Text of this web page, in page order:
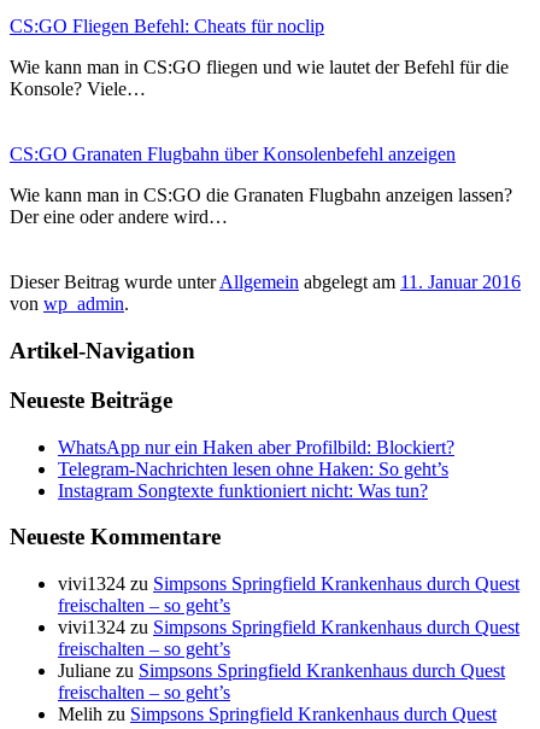
CS:GO Fliegen Befehl: Cheats für noclip
Wie kann man in CS:GO fliegen und wie lautet der Befehl für die
Konsole? Viele…
CS:GO Granaten Flugbahn über Konsolenbefehl anzeigen
Wie kann man in CS:GO die Granaten Flugbahn anzeigen lassen?
Der eine oder andere wird…
Dieser Beitrag wurde unterAllgemein abgelegt am 11. Januar 2016
von wp_admin.
Artikel-Navigation
Neueste Beiträge
WhatsApp nur ein Haken aber Profilbild: Blockiert?
Telegram-Nachrichten lesen ohne Haken: So geht’s
Instagram Songtexte funktioniert nicht: Was tun?
Neueste Kommentare
vivi1324 zu Simpsons Springfield Krankenhaus durch Quest
freischalten – so geht’s
vivi1324 zu Simpsons Springfield Krankenhaus durch Quest
freischalten – so geht’s
Juliane zu Simpsons Springfield Krankenhaus durch Quest
freischalten – so geht’s
Melih zu Simpsons Springfield Krankenhaus durch Quest